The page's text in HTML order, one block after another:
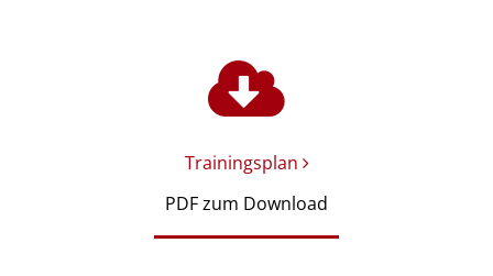
Trainingsplan
PDF zum Download